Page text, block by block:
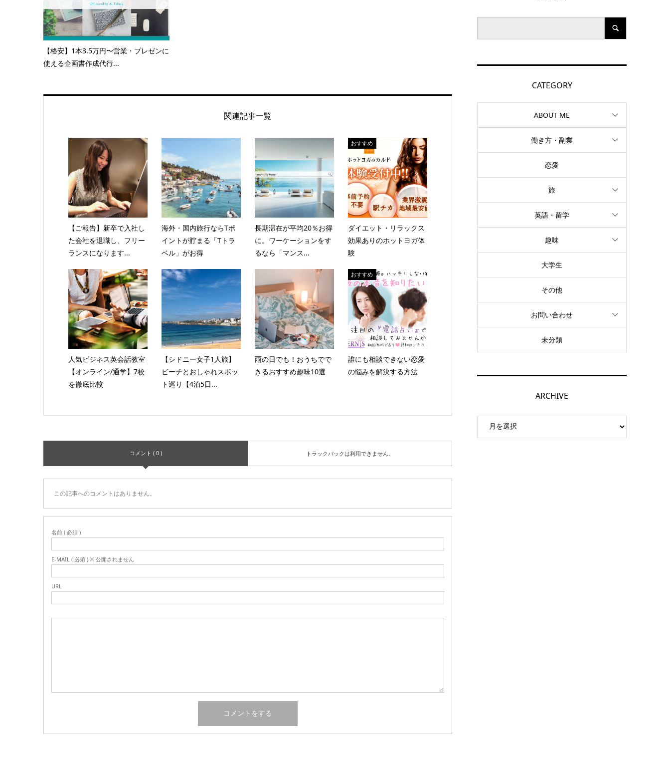
【格安】1本3.5万円〜営業・プレゼンに
使える企画書作成代行...
関連記事一覧
【ご報告】新卒で入社し
た会社を退職し、フリー
ランスになります...
海外・国内旅行ならTポ
イントが貯まる「Tトラ
ベル」がお得
長期滞在が平均20％お得
に。ワーケーションをす
るなら「マンス...
おすすめ
ダイエット・リラックス
効果ありのホットヨガ体
験
人気ビジネス英会話教室
【オンライン/通学】7校
を徹底比較
【シドニー女子1人旅】
ビーチとおしゃれスポッ
ト巡り【4泊5日...
雨の日でも！おうちでで
きるおすすめ趣味10選
おすすめ
誰にも相談できない恋愛
の悩みを解決する方法
コメント ( 0 ) トラックバックは利用できません。
この記事へのコメントはありません。
名前 ( 必須 )
E-MAIL ( 必須 ) ※ 公開されません
URL
CATEGORY
ABOUT ME
働き方・副業
恋愛
旅
英語・留学
趣味
大学生
その他
お問い合わせ
未分類
ARCHIVE